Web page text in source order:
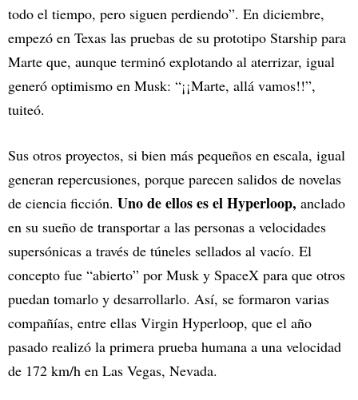
todo el tiempo, pero siguen perdiendo”. En diciembre,
empezó en Texas las pruebas de su prototipo Starship para
Marte que, aunque terminó explotando al aterrizar, igual
generó optimismo en Musk: “¡¡Marte, allá vamos!!”,
tuiteó.
Sus otros proyectos, si bien más pequeños en escala, igual
generan repercusiones, porque parecen salidos de novelas
de ciencia ficción. Uno de ellos es el Hyperloop, anclado
en su sueño de transportar a las personas a velocidades
supersónicas a través de túneles sellados al vacío. El
concepto fue “abierto” por Musk y SpaceX para que otros
puedan tomarlo y desarrollarlo. Así, se formaron varias
compañías, entre ellas Virgin Hyperloop, que el año
pasado realizó la primera prueba humana a una velocidad
de 172 km/h en Las Vegas, Nevada.